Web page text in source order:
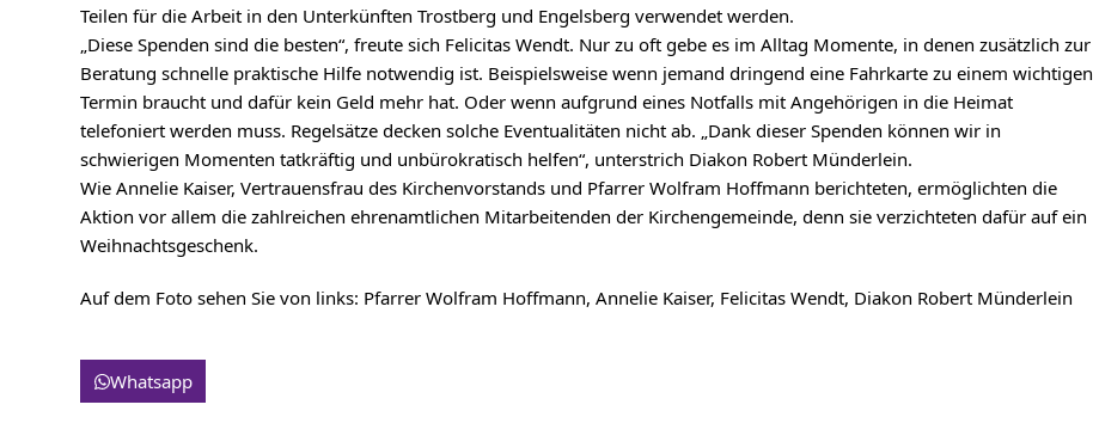
Teilen für die Arbeit in den Unterkünften Trostberg und Engelsberg verwendet werden.
„Diese Spenden sind die besten“, freute sich Felicitas Wendt. Nur zu oft gebe es im Alltag Momente, in denen zusätzlich zur
Beratung schnelle praktische Hilfe notwendig ist. Beispielsweise wenn jemand dringend eine Fahrkarte zu einem wichtigen
Termin braucht und dafür kein Geld mehr hat. Oder wenn aufgrund eines Notfalls mit Angehörigen in die Heimat
telefoniert werden muss. Regelsätze decken solche Eventualitäten nicht ab. „Dank dieser Spenden können wir in
schwierigen Momenten tatkräftig und unbürokratisch helfen“, unterstrich Diakon Robert Münderlein.
Wie Annelie Kaiser, Vertrauensfrau des Kirchenvorstands und Pfarrer Wolfram Hoffmann berichteten, ermöglichten die
Aktion vor allem die zahlreichen ehrenamtlichen Mitarbeitenden der Kirchengemeinde, denn sie verzichteten dafür auf ein
Weihnachtsgeschenk.
Auf dem Foto sehen Sie von links: Pfarrer Wolfram Hoffmann, Annelie Kaiser, Felicitas Wendt, Diakon Robert Münderlein
Whatsapp